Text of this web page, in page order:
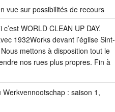
vue sur possibilités de recours
WORLD CLEAN UP DAY.
1932Works devant l’église Sint-
mettons à disposition tout le
nos rues plus propres. Fin à
Werkvennootschap : saison 1,